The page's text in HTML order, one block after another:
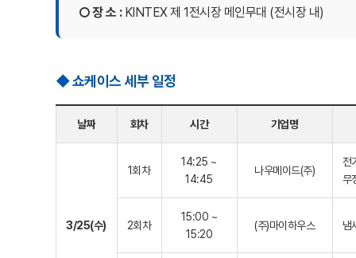
○ 장 소 :KINTEX 제 1전시장 메인무대 (전시장 내)
◆ 쇼케이스 세부 일정
날짜 회차 시간 기업명
3/25(수)
1회차
14:25 ~
14:45
나우메이드(주)
전
무
2회차
15:00 ~
15:20
(주)마이하우스 냄